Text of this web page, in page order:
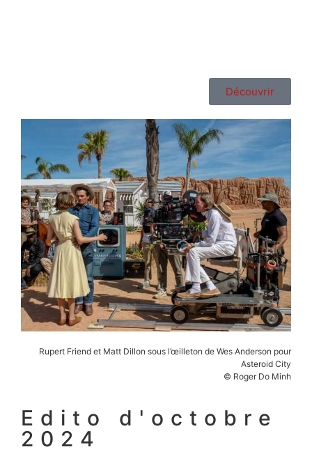
Découvrir
Rupert Friend et Matt Dillon sous l’œilleton de Wes Anderson pour
Asteroid City
© Roger Do Minh
Edito d'octobre
2024